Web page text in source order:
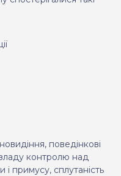
поведінкові
контролю над
і примусу, сплутаність